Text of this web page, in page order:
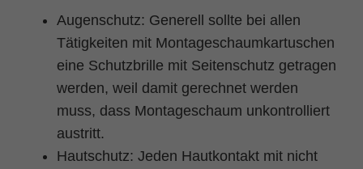
Augenschutz: Generell sollte bei allen
Tätigkeiten mit Montageschaumkartuschen
eine Schutzbrille mit Seitenschutz getragen
werden, weil damit gerechnet werden
muss, dass Montageschaum unkontrolliert
austritt.
Hautschutz: Jeden Hautkontakt mit nicht